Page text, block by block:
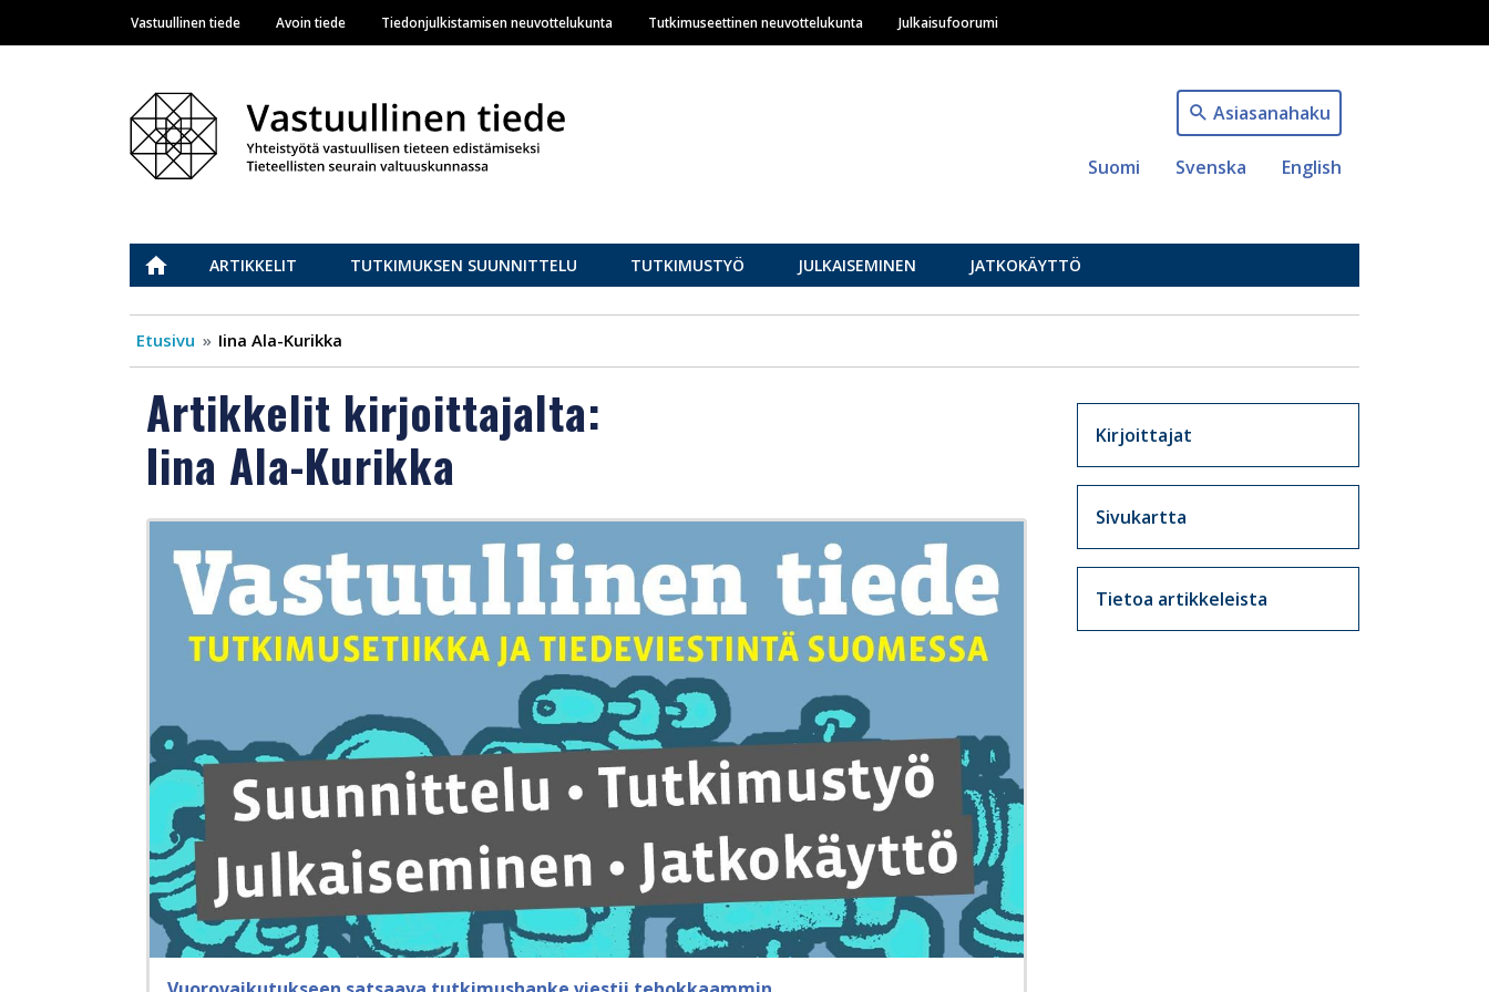
Hyppää
pääsisältöön
Main navigation
Vastuullinen tiede Avoin tiede Tiedonjulkistamisen neuvottelukunta Tutkimuseettinen neuvottelukunta Julkaisufoorumi
Asiasanahaku
Suomi Svenska English
Vastuullinen tiede
ETUSIVUARTIKKELIT TUTKIMUKSEN SUUNNITTELU TUTKIMUSTYÖ JULKAISEMINEN JATKOKÄYTTÖ
Etusivu Iina Ala-Kurikka
Artikkelit kirjoittajalta:
Iina Ala-Kurikka
Kirjoittajat
Sivukartta
Tietoa artikkeleista